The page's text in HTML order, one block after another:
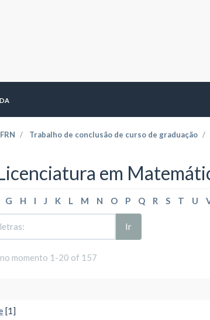
Trabalho de conclusão de curso de graduação
em
G H I J K L M N O P Q R S T U
Ir
momento 1-20 of 157
[1]